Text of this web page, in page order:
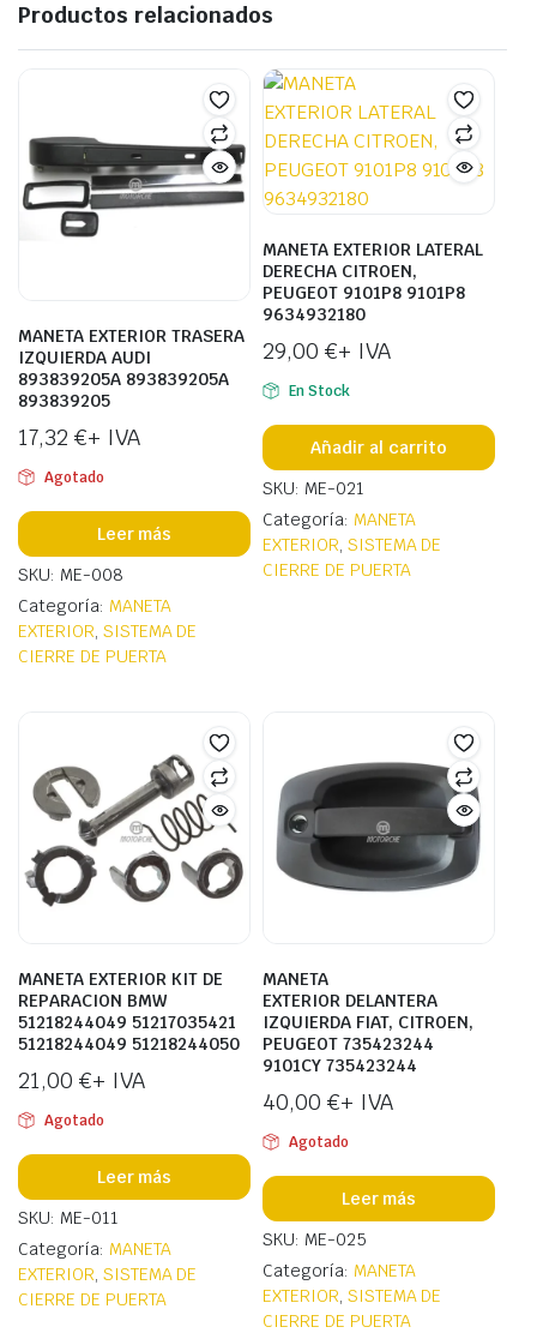
Productos relacionados
MANETA EXTERIOR TRASERA
IZQUIERDA AUDI
893839205A 893839205A
893839205
17,32 €+ IVA
Agotado
Leer más
SKU: ME-008
Categoría: MANETA
EXTERIOR, SISTEMA DE
CIERRE DE PUERTA
MANETA EXTERIOR LATERAL
DERECHA CITROEN,
PEUGEOT 9101P8 9101P8
9634932180
29,00 €+ IVA
En Stock
Añadir al carrito
SKU: ME-021
Categoría: MANETA
EXTERIOR, SISTEMA DE
CIERRE DE PUERTA
MANETA EXTERIOR KIT DE
REPARACION BMW
51218244049 51217035421
51218244049 51218244050
21,00 €+ IVA
Agotado
Leer más
SKU: ME-011
Categoría: MANETA
EXTERIOR, SISTEMA DE
CIERRE DE PUERTA
MANETA
EXTERIOR DELANTERA
IZQUIERDA FIAT, CITROEN,
PEUGEOT 735423244
9101CY 735423244
40,00 €+ IVA
Agotado
Leer más
SKU: ME-025
Categoría: MANETA
EXTERIOR, SISTEMA DE
CIERRE DE PUERTA